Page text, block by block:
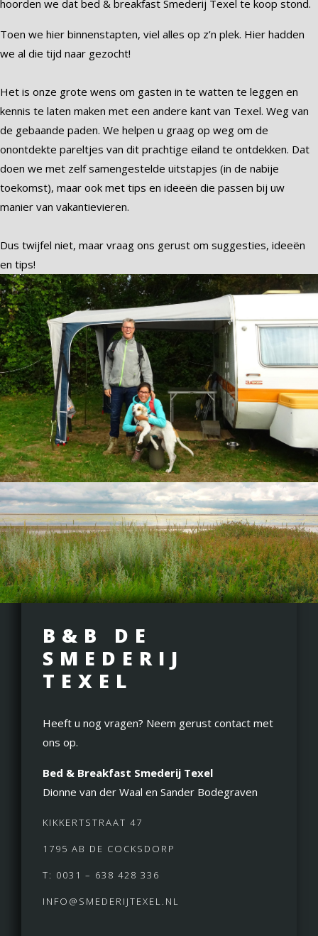
hoorden we dat bed & breakfast Smederij Texel te koop stond.
Toen we hier binnenstapten, viel alles op z’n plek. Hier hadden
we al die tijd naar gezocht!
Het is onze grote wens om gasten in te watten te leggen en
kennis te laten maken met een andere kant van Texel. Weg van
de gebaande paden. We helpen u graag op weg om de
onontdekte pareltjes van dit prachtige eiland te ontdekken. Dat
doen we met zelf samengestelde uitstapjes (in de nabije
toekomst), maar ook met tips en ideeën die passen bij uw
manier van vakantievieren.
Dus twijfel niet, maar vraag ons gerust om suggesties, ideeën
en tips!
B&B DE
SMEDERIJ
TEXEL
Heeft u nog vragen? Neem gerust contact met
ons op.
Bed & Breakfast Smederij Texel
Dionne van der Waal en Sander Bodegraven
KIKKERTSTRAAT 47
1795 AB DE COCKSDORP
T: 0031 – 638 428 336
INFO@SMEDERIJTEXEL.NL